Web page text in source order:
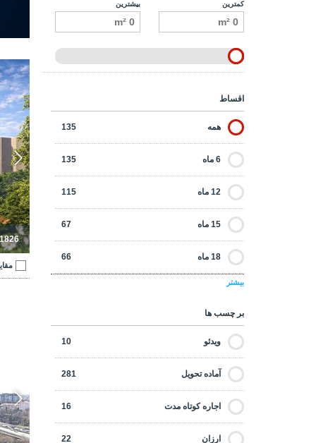
کمترین بیشترین
اقساط
همه 135
6 ماه 135
12 ماه 115
15 ماه 67
18 ماه 66
بیشتر
بر چسب ها
ویدئو 10
آماده تحویل 281
اجاره کوتاه مدت 16
ارزان 22